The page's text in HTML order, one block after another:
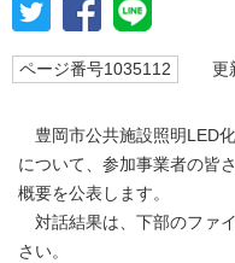
ページ番号1035112 更
豊岡市公共施設照明LED
について、参加事業者の皆
概要を公表します。
対話結果は、下部のファ
さい。